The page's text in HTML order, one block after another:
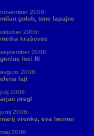
november 2006:
milan golob, tone lapajne
oktober 2006:
metka krašovec
september 2006:
genius loci III
avgust 2006:
elena fajt
julij 2006:
arjan pregl
junij 2006:
marij vrenko, eva heimer
maj 2006: